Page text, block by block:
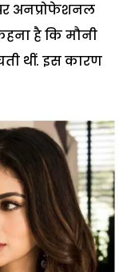
अनप्रोफेशनल
है कि मौनी
थीं. इस कारण